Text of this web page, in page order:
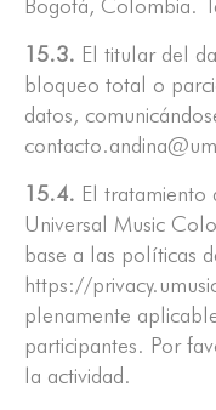
Bogotá, Colombia.
15.3. El titular del
bloqueo total o
datos,
15.4. El tratamiento
Universal Music
base a las políticas
https://
plenamente
participantes. Por
la actividad.